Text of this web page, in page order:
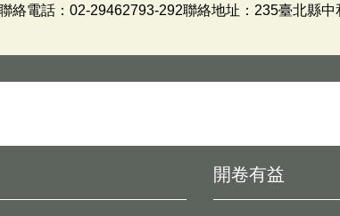
絡電話：02-29462793-292聯絡地址：235臺北縣
開卷有益